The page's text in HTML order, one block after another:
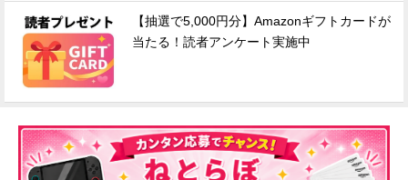
【抽選で5,000円分】Amazonギフトカードが
当たる！読者アンケート実施中